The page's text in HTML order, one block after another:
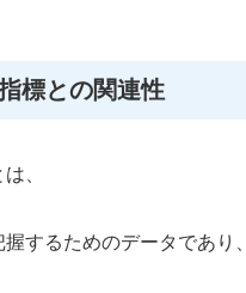
標との関連性
、
するためのデータであり、